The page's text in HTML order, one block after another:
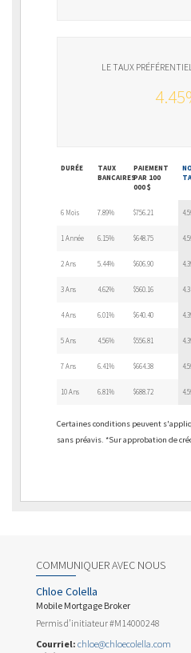
LE TAUX
DURÉE
TAUX
BANCAIRES
PAIEMENT
PAR 100
000 $
6 Mois 7.89% $756.21
1 Année 6.15% $648.75
2 Ans 5.44% $606.90
3 Ans 4.62% $560.16
4 Ans 6.01% $640.40
5 Ans 4.56% $556.81
7 Ans 6.41% $664.38
10 Ans 6.81% $688.72
Certaines conditions peuvent
sans préavis. *Sur approbation de
COMMUNIQUER AVEC NOUS
Chloe Colella
Mobile Mortgage Broker
Permis d’initiateur #M14000248
Courriel: chloe@chloecolella.com